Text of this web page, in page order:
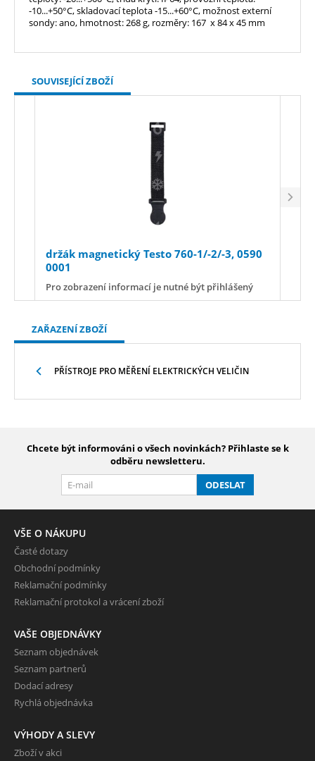
-10...+50°C, skladovací teplota -15...+60°C, možnost externí
sondy: ano, hmotnost: 268 g, rozměry: 167 x 84 x 45 mm
SOUVISEJÍCÍ ZBOŽÍ
držák magnetický Testo 760-1/-2/-3, 0590
0001
Pro zobrazení informací je nutné být přihlášený
ZAŘAZENÍ ZBOŽÍ
PŘÍSTROJE PRO MĚŘENÍ ELEKTRICKÝCH VELIČIN
Chcete být informováni o všech novinkách? Přihlaste se k
odběru newsletteru.
ODESLAT
VŠE O NÁKUPU
Časté dotazy
Obchodní podmínky
Reklamační podmínky
Reklamační protokol a vrácení zboží
VAŠE OBJEDNÁVKY
Seznam objednávek
Seznam partnerů
Dodací adresy
Rychlá objednávka
VÝHODY A SLEVY
Zboží v akci